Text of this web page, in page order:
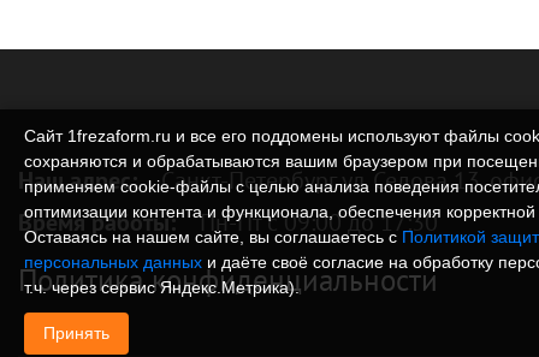
Наш адрес: Санкт-Петербург ул. Седова 13,
Время работы: Пн-Пт с 09:00 до 17:30
Политика конфиденциальности
Сайт 1frezaform.ru и все его поддомены используют файлы
сохраняются и обрабатываются вашим браузером при
применяем cookie‑файлы с целью анализа поведения
оптимизации контента и функционала, обеспечения
Оставаясь на нашем сайте, вы соглашаетесь с Политикой
персональных данных и даёте своё согласие на обработку
т.ч. через сервис Яндекс.Метрика).
Принять